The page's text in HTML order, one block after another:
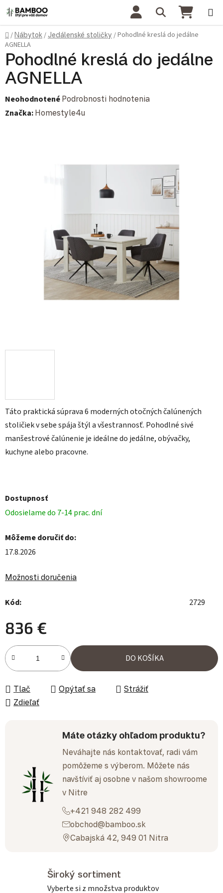
Prejsť na obsah Hľadať
Domov
/Nábytok / Jedálenské stoličky /Pohodlné kreslá do jedálne
AGNELLA
Táto praktická súprava 6 moderných otočných čalúnených
stoličiek v sebe spája štýl a všestrannosť. Pohodlné sivé
manšestrové čalúnenie je ideálne do jedálne, obývačky,
kuchyne alebo pracovne.
Dostupnosť
Odosielame do 7-14 prac. dní
Môžeme doručiť do:
17.8.2026
Možnosti doručenia
Kód: 2729
836 €
Jednotková cena:
DO KOŠÍKA
Tlač Opýtať sa
Strážiť
Zdieľať
Máte otázky ohľadom produktu?
Neváhajte nás kontaktovať, radi vám
pomôžeme s výberom. Môžete nás
navštíviť aj osobne v našom showroome
v Nitre
+421 948 282 499
obchod@bamboo.sk
Cabajská 42, 949 01 Nitra
Pohodlné kreslá do jedálne
AGNELLA
Priemerné hodnotenie produktu je 0,0 z 5 hviezdičiek.
Neohodnotené Podrobnosti hodnotenia
Značka: Homestyle4u
Široký sortiment
Vyberte si z množstva produktov